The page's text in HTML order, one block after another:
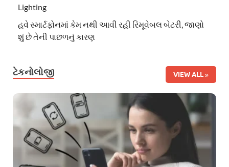
Lighting
હવે સ્માર્ટફોનમાં કેમ નથી આવી રહી રિમૂવેબલ બેટરી, જાણો
શું છે તેની પાછળનું કારણ
ટેકનોલોજી VIEW ALL